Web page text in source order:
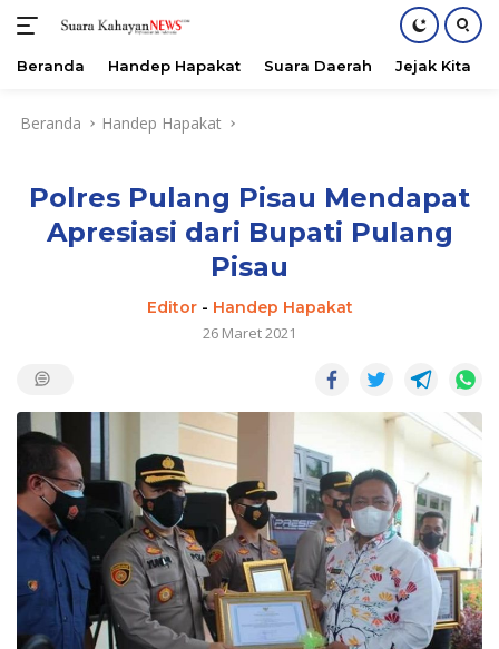
Beranda Handep Hapakat Suara Daerah Jejak Kita
Beranda Handep Hapakat
Polres Pulang Pisau Mendapat
Apresiasi dari Bupati Pulang
Pisau
Editor- Handep Hapakat
26 Maret 2021